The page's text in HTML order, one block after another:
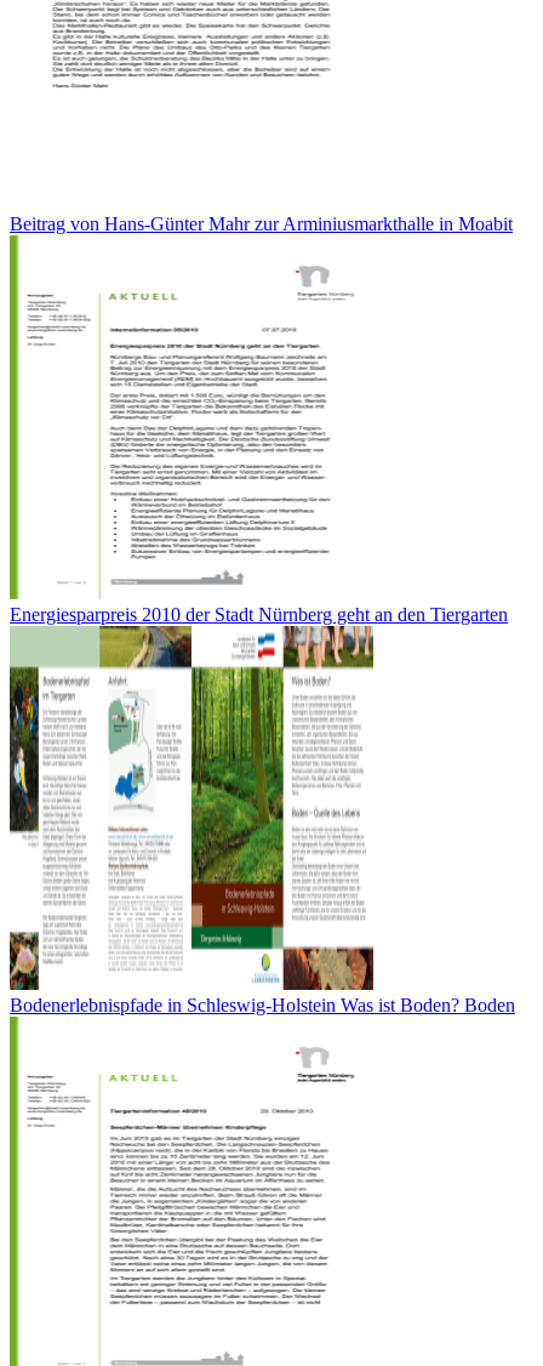
Beitrag von Hans-Günter Mahr zur Arminiusmarkthalle in Moabit
Energiesparpreis 2010 der Stadt Nürnberg geht an den Tiergarten
Bodenerlebnispfade in Schleswig-Holstein Was ist Boden? Boden